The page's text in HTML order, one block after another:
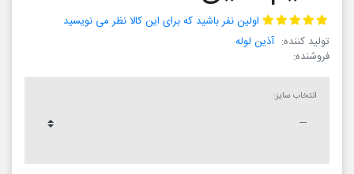
اولین نفر باشید که برای این کالا نظر می نویسید
تولید کننده: آذین لوله
فروشنده:
انتخاب سایز: